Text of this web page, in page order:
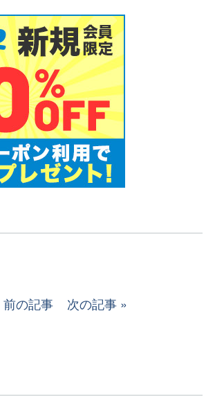
前の記事 次の記事